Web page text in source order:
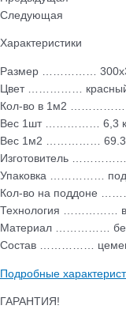
Следующая
Характеристики
Размер ……………
Цвет ……………
Кол-во в 1м2 ……………
Вес 1шт …………… 6,3
Вес 1м2 …………… 69.3
Изготовитель
Упаковка ……………
Кол-во на поддоне
Технология ……………
Материал ……………
Состав ……………
Подробные
ГАРАНТИЯ!